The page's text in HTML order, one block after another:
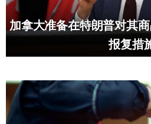
加拿大准备在特朗普对其
报复措